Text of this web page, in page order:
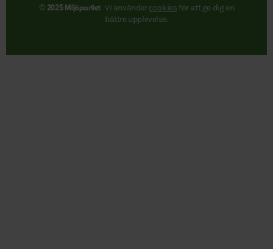
© 2025 Miljöpartiet Vi användercookies för att ge dig en
bättre upplevelse.